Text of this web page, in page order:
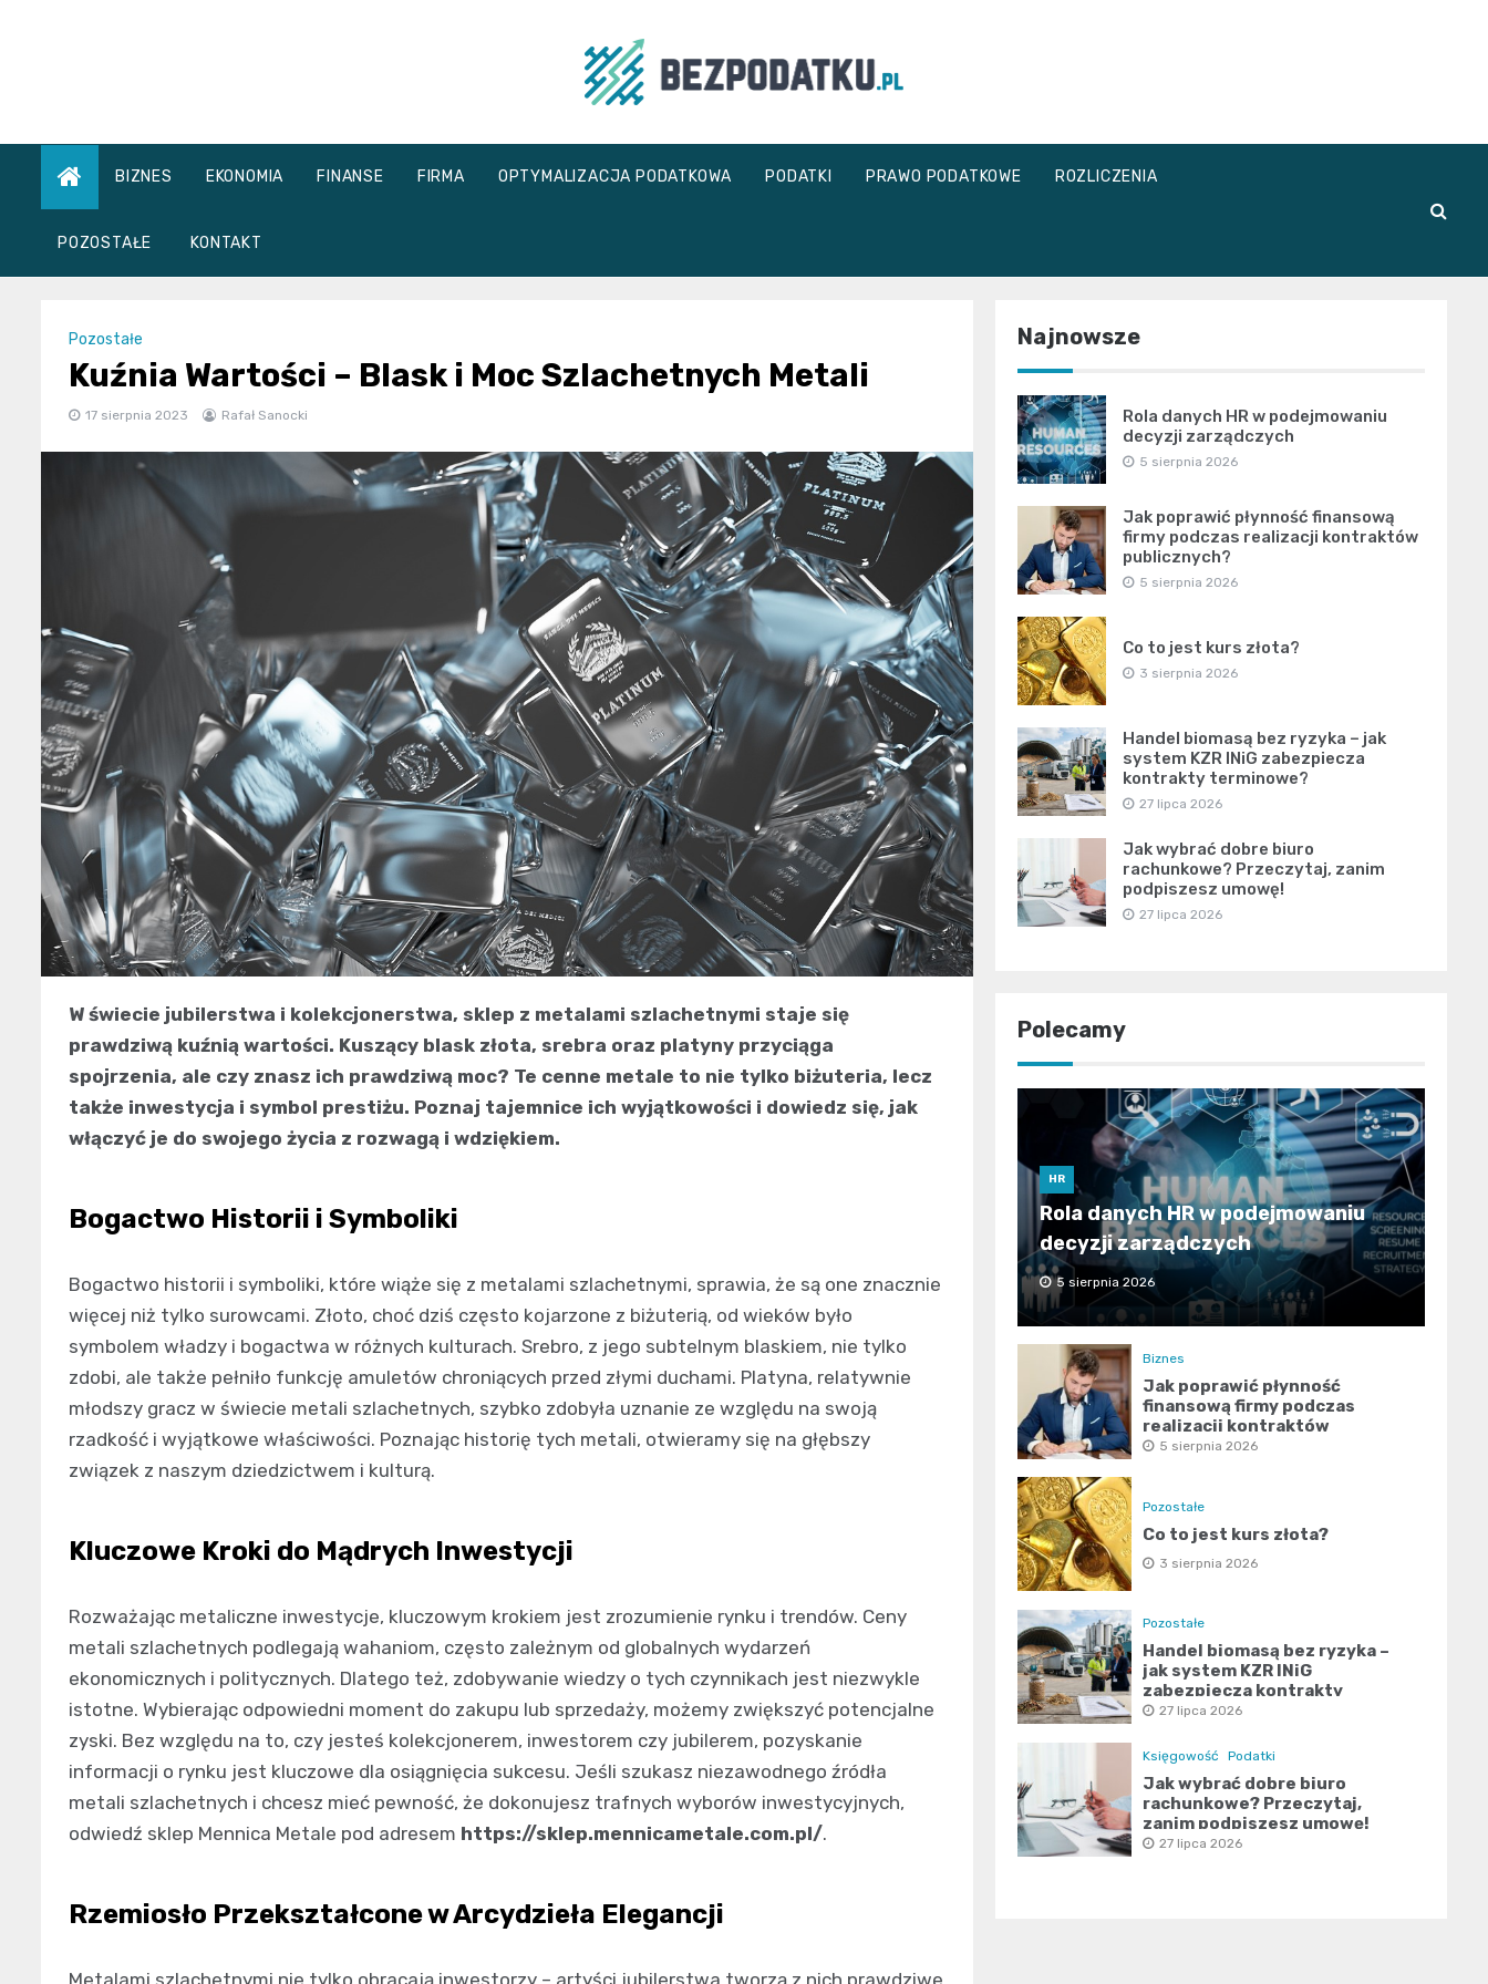
bezpodatku.pl
BIZNES EKONOMIA FINANSE FIRMA OPTYMALIZACJA PODATKOWA PODATKI PRAWO PODATKOWE ROZLICZENIA
POZOSTAŁE KONTAKT
Pozostałe
Kuźnia Wartości – Blask i Moc Szlachetnych Metali
17 sierpnia 2023 Rafał Sanocki
W świecie jubilerstwa i kolekcjonerstwa, sklep z metalami szlachetnymi staje się
prawdziwą kuźnią wartości. Kuszący blask złota, srebra oraz platyny przyciąga
spojrzenia, ale czy znasz ich prawdziwą moc? Te cenne metale to nie tylko biżuteria, lecz
także inwestycja i symbol prestiżu. Poznaj tajemnice ich wyjątkowości i dowiedz się, jak
włączyć je do swojego życia z rozwagą i wdziękiem.
Bogactwo Historii i Symboliki
Bogactwo historii i symboliki, które wiąże się z metalami szlachetnymi, sprawia, że są one znacznie
więcej niż tylko surowcami. Złoto, choć dziś często kojarzone z biżuterią, od wieków było
symbolem władzy i bogactwa w różnych kulturach. Srebro, z jego subtelnym blaskiem, nie tylko
zdobi, ale także pełniło funkcję amuletów chroniących przed złymi duchami. Platyna, relatywnie
młodszy gracz w świecie metali szlachetnych, szybko zdobyła uznanie ze względu na swoją
rzadkość i wyjątkowe właściwości. Poznając historię tych metali, otwieramy się na głębszy
związek z naszym dziedzictwem i kulturą.
Kluczowe Kroki do Mądrych Inwestycji
Rozważając metaliczne inwestycje, kluczowym krokiem jest zrozumienie rynku i trendów. Ceny
metali szlachetnych podlegają wahaniom, często zależnym od globalnych wydarzeń
ekonomicznych i politycznych. Dlatego też, zdobywanie wiedzy o tych czynnikach jest niezwykle
istotne. Wybierając odpowiedni moment do zakupu lub sprzedaży, możemy zwiększyć potencjalne
zyski. Bez względu na to, czy jesteś kolekcjonerem, inwestorem czy jubilerem, pozyskanie
informacji o rynku jest kluczowe dla osiągnięcia sukcesu. Jeśli szukasz niezawodnego źródła
metali szlachetnych i chcesz mieć pewność, że dokonujesz trafnych wyborów inwestycyjnych,
odwiedź sklep Mennica Metale pod adresem https://sklep.mennicametale.com.pl/.
Rzemiosło Przekształcone w Arcydzieła Elegancji
Metalami szlachetnymi nie tylko obracają inwestorzy – artyści jubilerstwa tworzą z nich prawdziwe
Najnowsze
Rola danych HR w podejmowaniu
decyzji zarządczych
5 sierpnia 2026
Jak poprawić płynność finansową
firmy podczas realizacji kontraktów
publicznych?
5 sierpnia 2026
Co to jest kurs złota?
3 sierpnia 2026
Handel biomasą bez ryzyka – jak
system KZR INiG zabezpiecza
kontrakty terminowe?
27 lipca 2026
Jak wybrać dobre biuro
rachunkowe? Przeczytaj, zanim
podpiszesz umowę!
27 lipca 2026
Polecamy
HR
Rola danych HR w podejmowaniu
decyzji zarządczych
5 sierpnia 2026
Biznes
Jak poprawić płynność
finansową firmy podczas
realizacji kontraktów
publicznych?
5 sierpnia 2026
Pozostałe
Co to jest kurs złota?
3 sierpnia 2026
Pozostałe
Handel biomasą bez ryzyka –
jak system KZR INiG
zabezpiecza kontrakty
terminowe?
27 lipca 2026
Księgowość Podatki
Jak wybrać dobre biuro
rachunkowe? Przeczytaj,
zanim podpiszesz umowę!
27 lipca 2026